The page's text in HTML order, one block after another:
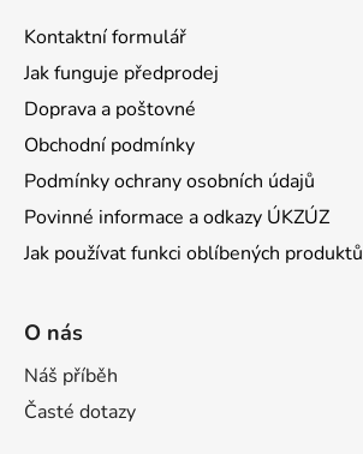
Kontaktní formulář
Jak funguje předprodej
Doprava a poštovné
Obchodní podmínky
Podmínky ochrany osobních údajů
Povinné informace a odkazy ÚKZÚZ
Jak používat funkci oblíbených produktů
O nás
Náš příběh
Časté dotazy